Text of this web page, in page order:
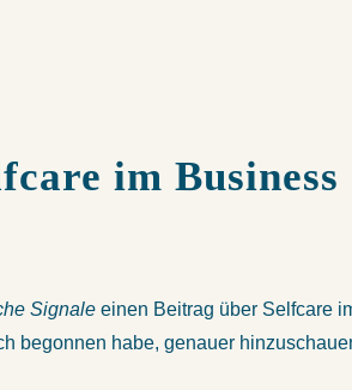
im Business
Signale einen Beitrag über Selfcare
habe, genauer